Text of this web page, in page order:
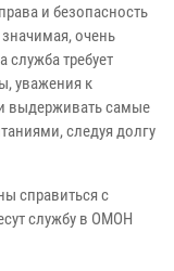
и безопасность
очень
служба требует
уважения к
выдерживать самые
следуя долгу
справиться с
службу в ОМОН